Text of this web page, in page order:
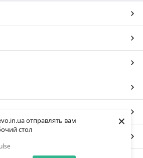
отправлять вам
стол
×